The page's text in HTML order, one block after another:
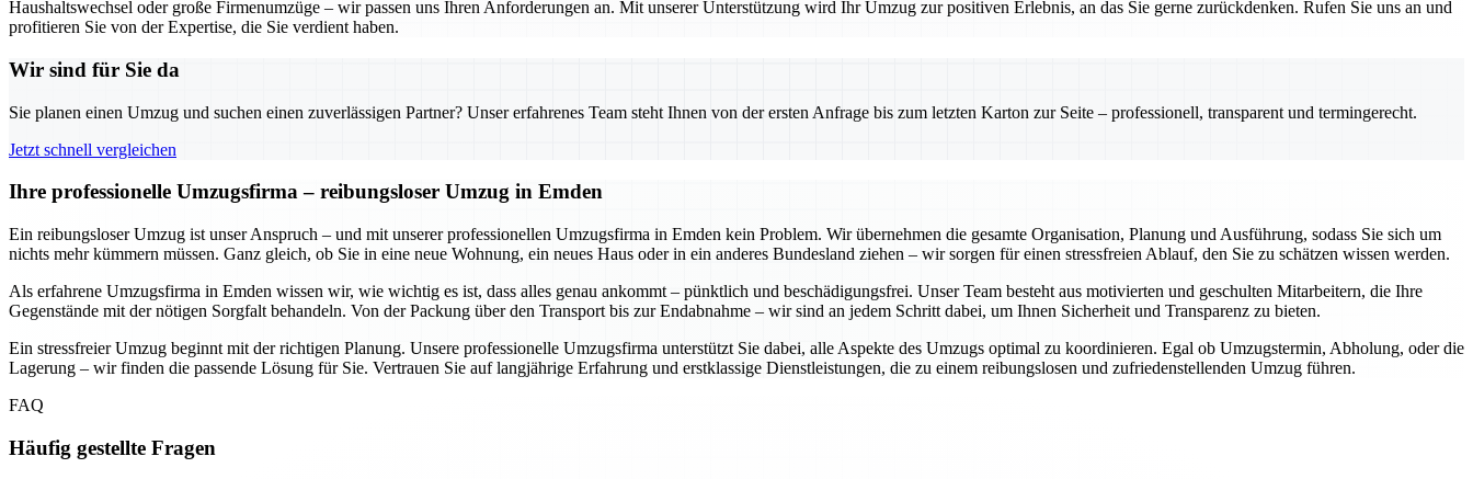
Haushaltswechsel oder große Firmenumzüge – wir passen uns Ihren Anforderungen an. Mit unserer Unterstützung wird Ihr Umzug zur positiven Erlebnis, an das Sie gerne zurückdenken. Rufen Sie uns an und
profitieren Sie von der Expertise, die Sie verdient haben.
Wir sind für Sie da
Sie planen einen Umzug und suchen einen zuverlässigen Partner? Unser erfahrenes Team steht Ihnen von der ersten Anfrage bis zum letzten Karton zur Seite – professionell, transparent und termingerecht.
Jetzt schnell vergleichen
Ihre professionelle Umzugsfirma – reibungsloser Umzug in Emden
Ein reibungsloser Umzug ist unser Anspruch – und mit unserer professionellen Umzugsfirma in Emden kein Problem. Wir übernehmen die gesamte Organisation, Planung und Ausführung, sodass Sie sich um
nichts mehr kümmern müssen. Ganz gleich, ob Sie in eine neue Wohnung, ein neues Haus oder in ein anderes Bundesland ziehen – wir sorgen für einen stressfreien Ablauf, den Sie zu schätzen wissen werden.
Als erfahrene Umzugsfirma in Emden wissen wir, wie wichtig es ist, dass alles genau ankommt – pünktlich und beschädigungsfrei. Unser Team besteht aus motivierten und geschulten Mitarbeitern, die Ihre
Gegenstände mit der nötigen Sorgfalt behandeln. Von der Packung über den Transport bis zur Endabnahme – wir sind an jedem Schritt dabei, um Ihnen Sicherheit und Transparenz zu bieten.
Ein stressfreier Umzug beginnt mit der richtigen Planung. Unsere professionelle Umzugsfirma unterstützt Sie dabei, alle Aspekte des Umzugs optimal zu koordinieren. Egal ob Umzugstermin, Abholung, oder die
Lagerung – wir finden die passende Lösung für Sie. Vertrauen Sie auf langjährige Erfahrung und erstklassige Dienstleistungen, die zu einem reibungslosen und zufriedenstellenden Umzug führen.
FAQ
Häufig gestellte Fragen